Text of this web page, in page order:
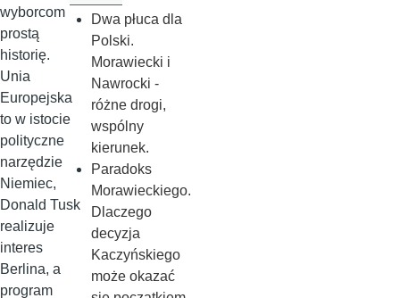
wyborcom
prostą
historię.
Unia
Europejska
to w istocie
polityczne
narzędzie
Niemiec,
Donald Tusk
realizuje
interes
Berlina, a
program
Dwa płuca dla
Polski.
Morawiecki i
Nawrocki -
różne drogi,
wspólny
kierunek.
Paradoks
Morawieckiego.
Dlaczego
decyzja
Kaczyńskiego
może okazać